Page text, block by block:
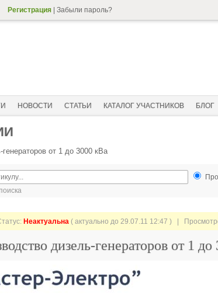
Регистрация Забыли пароль?
НОВОСТИ СТАТЬИ КАТАЛОГ УЧАСТНИКОВ БЛОГ
от 1 до 3000 кВа
Неактуальна ( актуально до 29.07.11 12:47 ) |
дизель-генераторов от 1